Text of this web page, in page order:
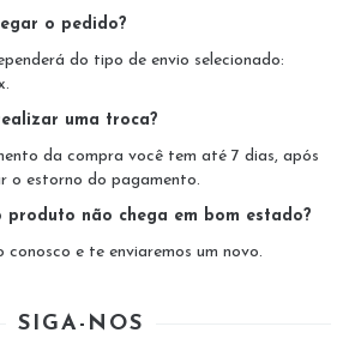
o pedido?
do tipo de envio selecionado:
uma troca?
da compra você tem até 7 dias, após
o estorno do pagamento.
não chega em bom estado?
e te enviaremos um novo.
SIGA-NOS